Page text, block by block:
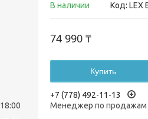
В наличии Код: LEX
74 990 ₸
Купить
+7 (778) 492-11-13
Менеджер по продажам
18:00